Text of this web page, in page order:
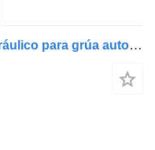
Parker F130CF distribuidor hidráulico para grúa autocargante